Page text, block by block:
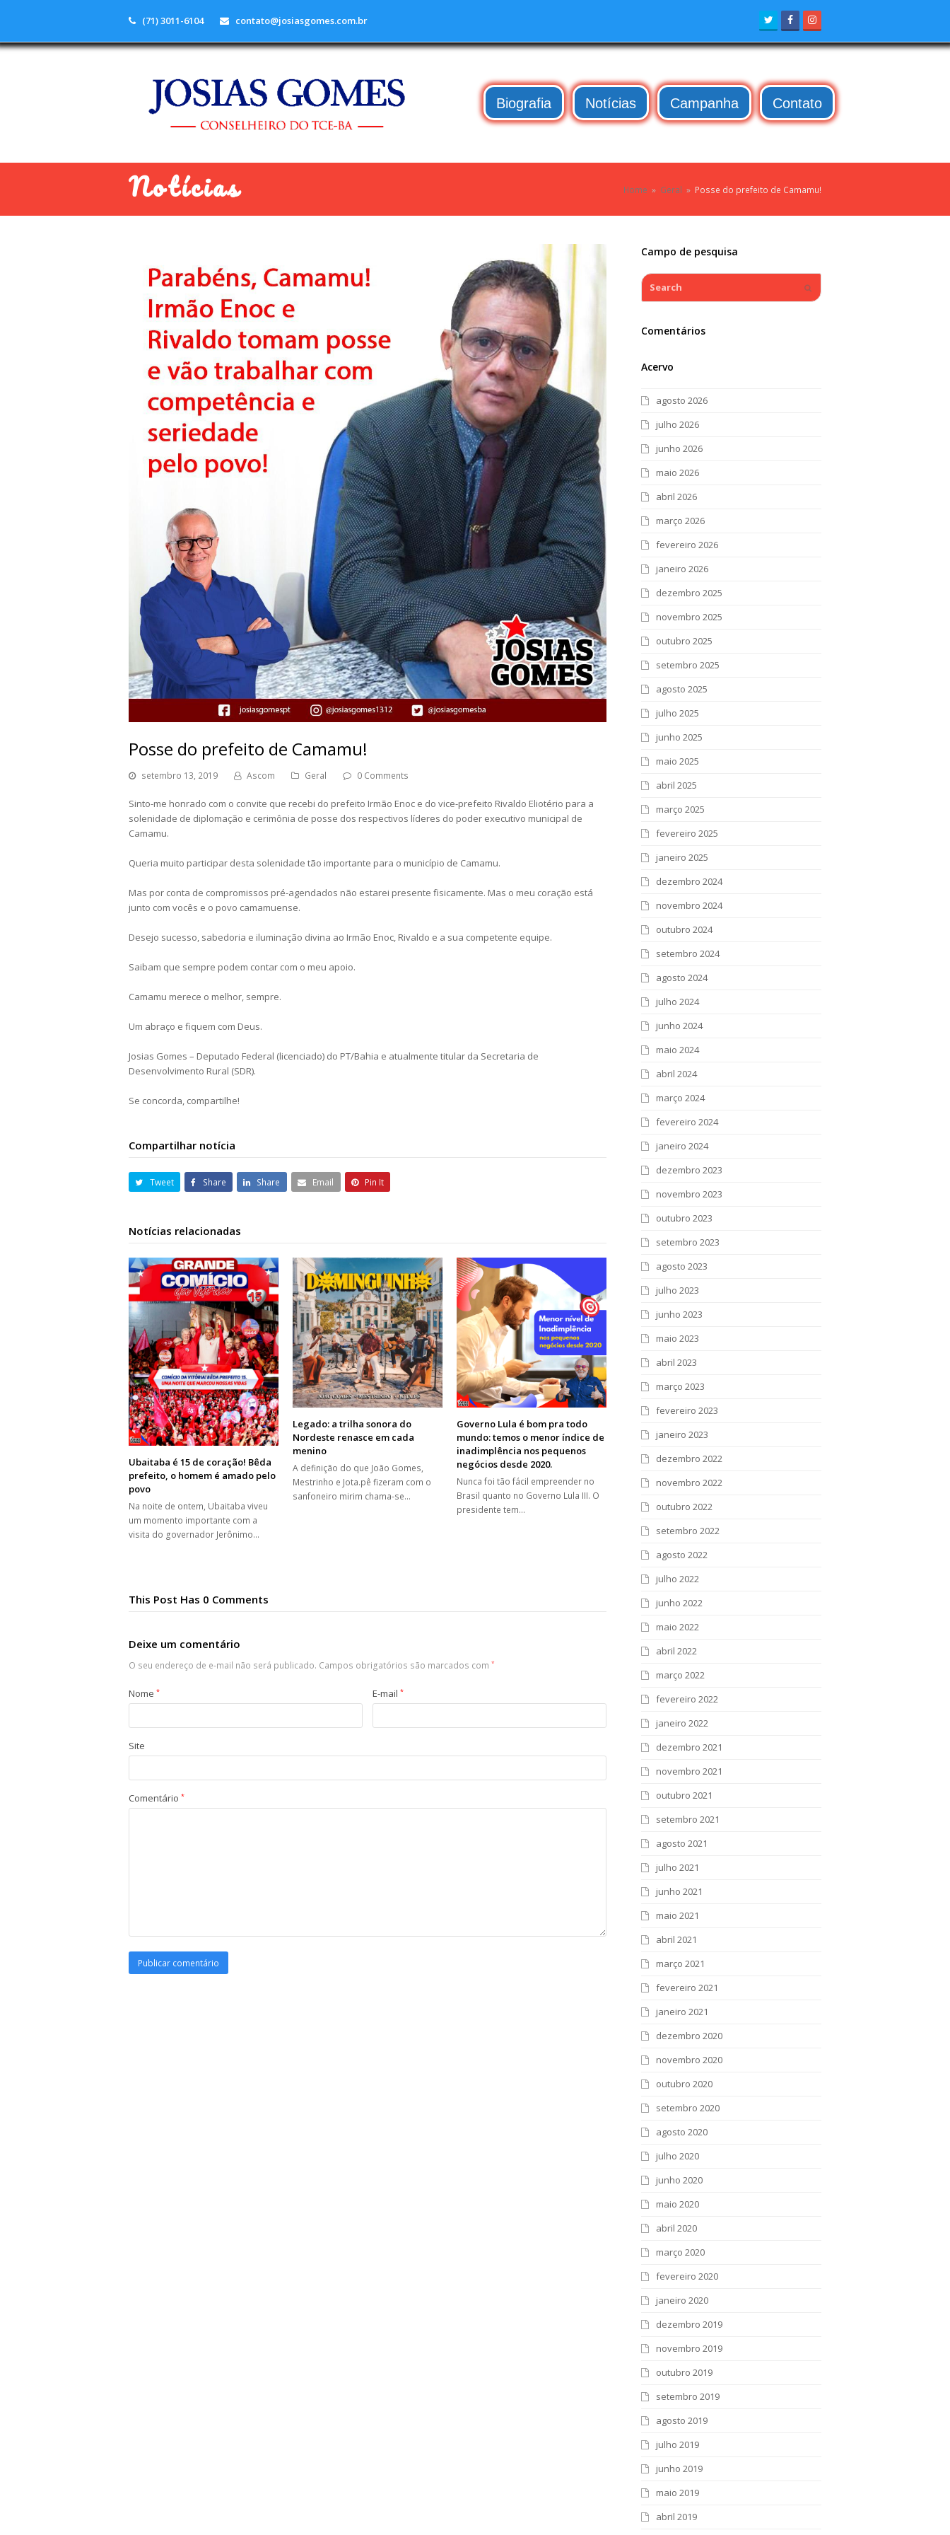
(71) 3011-6104 contato@josiasgomes.com.br TwitterFacebook
Biografia Notícias Campanha Contato
Notícias Home » Geral » Posse do prefeito de Camamu!
Posse do prefeito de Camamu!
setembro 13, 2019 Ascom Geral 0 Comments
Sinto-me honrado com o convite que recebi do prefeito Irmão Enoc e do vice-prefeito Rivaldo Eliotério para a
solenidade de diplomação e cerimônia de posse dos respectivos líderes do poder executivo municipal de
Camamu.
Queria muito participar desta solenidade tão importante para o município de Camamu.
Mas por conta de compromissos pré-agendados não estarei presente fisicamente. Mas o meu coração está
junto com vocês e o povo camamuense.
Desejo sucesso, sabedoria e iluminação divina ao Irmão Enoc, Rivaldo e a sua competente equipe.
Saibam que sempre podem contar com o meu apoio.
Camamu merece o melhor, sempre.
Um abraço e fiquem com Deus.
Josias Gomes – Deputado Federal (licenciado) do PT/Bahia e atualmente titular da Secretaria de
Desenvolvimento Rural (SDR).
Se concorda, compartilhe!
Compartilhar notícia
Tweet Share Share Email Pin It
Notícias relacionadas
Ubaitaba é 15 de coração! Bêda
prefeito, o homem é amado pelo
povo
Na noite de ontem, Ubaitaba viveu
um momento importante com a
visita do governador Jerônimo…
Legado: a trilha sonora do
Nordeste renasce em cada
menino
A definição do que João Gomes,
Mestrinho e Jota.pê fizeram com o
sanfoneiro mirim chama-se…
Governo Lula é bom pra todo
mundo: temos o menor índice de
inadimplência nos pequenos
negócios desde 2020.
Nunca foi tão fácil empreender no
Brasil quanto no Governo Lula III. O
presidente tem…
This Post Has 0 Comments
Deixe um comentário
O seu endereço de e-mail não será publicado. Campos obrigatórios são marcados com *
Nome * E-mail *
Site
Comentário *
Campo de pesquisa
Search
Comentários
Acervo
agosto 2026
julho 2026
junho 2026
maio 2026
abril 2026
março 2026
fevereiro 2026
janeiro 2026
dezembro 2025
novembro 2025
outubro 2025
setembro 2025
agosto 2025
julho 2025
junho 2025
maio 2025
abril 2025
março 2025
fevereiro 2025
janeiro 2025
dezembro 2024
novembro 2024
outubro 2024
setembro 2024
agosto 2024
julho 2024
junho 2024
maio 2024
abril 2024
março 2024
fevereiro 2024
janeiro 2024
dezembro 2023
novembro 2023
outubro 2023
setembro 2023
agosto 2023
julho 2023
junho 2023
maio 2023
abril 2023
março 2023
fevereiro 2023
janeiro 2023
dezembro 2022
novembro 2022
outubro 2022
setembro 2022
agosto 2022
julho 2022
junho 2022
maio 2022
abril 2022
março 2022
fevereiro 2022
janeiro 2022
dezembro 2021
novembro 2021
outubro 2021
setembro 2021
agosto 2021
julho 2021
junho 2021
maio 2021
abril 2021
março 2021
fevereiro 2021
janeiro 2021
dezembro 2020
novembro 2020
outubro 2020
setembro 2020
agosto 2020
julho 2020
junho 2020
maio 2020
abril 2020
março 2020
fevereiro 2020
janeiro 2020
dezembro 2019
novembro 2019
outubro 2019
setembro 2019
agosto 2019
julho 2019
junho 2019
maio 2019
abril 2019